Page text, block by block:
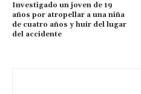
Investigado un joven de 19
años por atropellar a una niña
de cuatro años y huir del lugar
del accidente